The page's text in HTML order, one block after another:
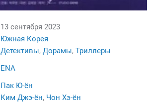
13 сентября 2023
Южная Корея
Детективы, Дорамы, Триллеры
ENA
Пак Ю-ён
Ким Джэ-ён, Чон Хэ-ён